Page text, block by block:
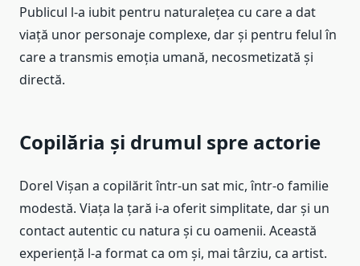
Publicul l-a iubit pentru naturalețea cu care a dat
viață unor personaje complexe, dar și pentru felul în
care a transmis emoția umană, necosmetizată și
directă.
Copilăria și drumul spre actorie
Dorel Vișan a copilărit într-un sat mic, într-o familie
modestă. Viața la țară i-a oferit simplitate, dar și un
contact autentic cu natura și cu oamenii. Această
experiență l-a format ca om și, mai târziu, ca artist.